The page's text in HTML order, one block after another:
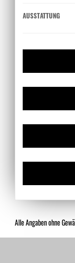
AUSSTATTUNG
Alle Angaben ohne